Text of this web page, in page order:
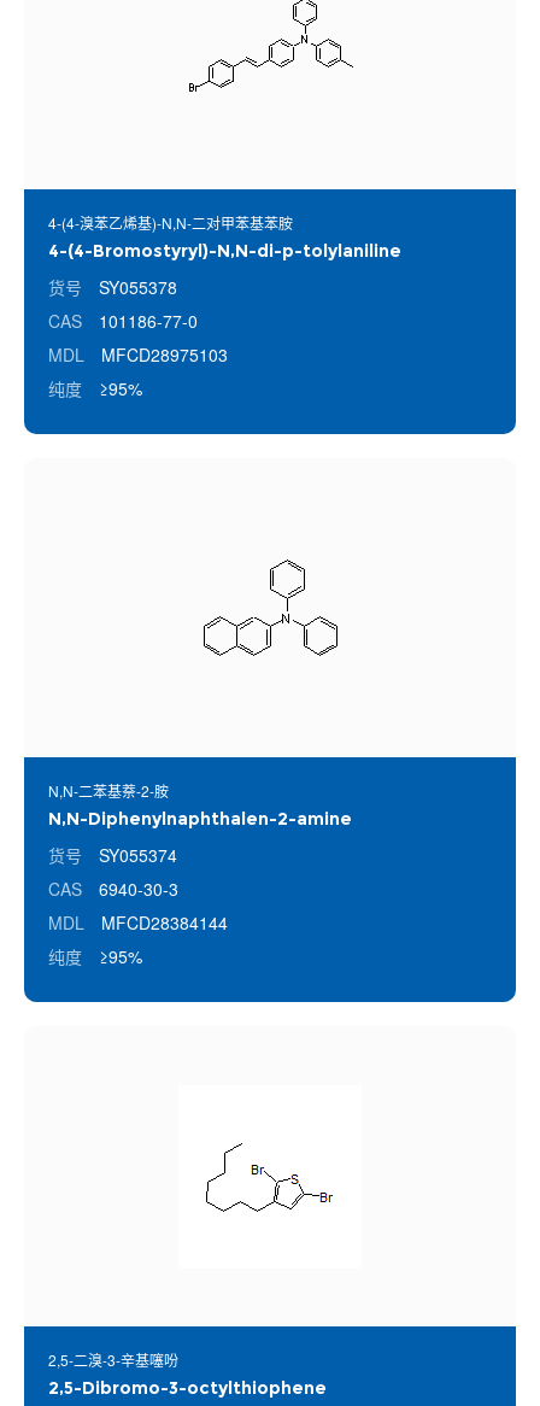
4-(4-溴苯乙烯基)-N,N-二对甲苯基苯胺
4-(4-Bromostyryl)-N,N-di-p-tolylaniline
货号
SY055378
CAS
101186-77-0
MDL
MFCD28975103
纯度
≥95%
N,N-二苯基萘-2-胺
N,N-Diphenylnaphthalen-2-amine
货号
SY055374
CAS
6940-30-3
MDL
MFCD28384144
纯度
≥95%
2,5-二溴-3-辛基噻吩
2,5-Dibromo-3-octylthiophene